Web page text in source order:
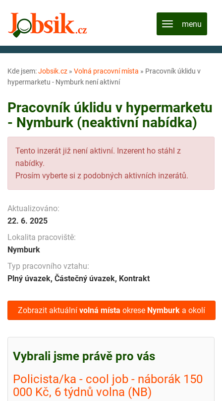
Kde jsem:Jobsik.cz » Volná pracovní místa » Pracovník úklidu v
hypermarketu - Nymburk není aktivní
Pracovník úklidu v hypermarketu
- Nymburk (neaktivní nabídka)
Tento inzerát již není aktivní. Inzerent ho stáhl z
nabídky.
Prosím vyberte si z podobných aktivních inzerátů.
Aktualizováno:
22. 6. 2025
Lokalita pracoviště:
Nymburk
Typ pracovního vztahu:
Plný úvazek, Částečný úvazek, Kontrakt
Zobrazit aktuální volná místa okrese Nymburk a okolí
Vybrali jsme právě pro vás
Policista/ka - cool job - náborák 150
000 Kč, 6 týdnů volna (NB)